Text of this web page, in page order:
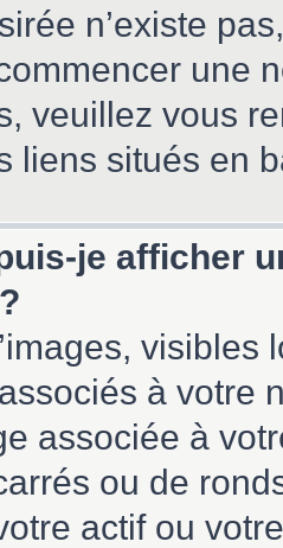
n’existe
une
veuillez vous
liens situés en
je afficher
à votre
associée à
ou de
actif ou